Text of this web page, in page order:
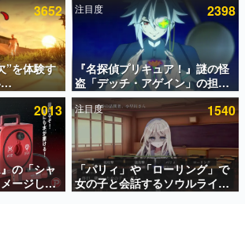
れている記事ランキング
集一覧
入り記事
散数が数千以上！ ページビュー数万以上！ などな
くの人々に読まれた、電ファミ渾身の“殿堂入り”記
とめました。
ームクリエイターの方々に製作時のエピソードをお
3652
”を体験す
のウィッ
ェコ語に
『キング
チェコの
の声
注目度 2398
『名探偵プリキュア！』謎の怪
盗「デッチ・アゲイン」の担当
キャストは天﨑滉平さんと判
明。『Re:ゼロから始める異世
界生活』オットー役、『ヒプノ
シスマイク』山田三郎役など
2013
の「シャ
ージした
約開始。
エンブレ
注目度 1540
「パリィ」や「ローリング」で
女の子と会話するソウルライク
恋愛ゲーム『小早川さんはソウ